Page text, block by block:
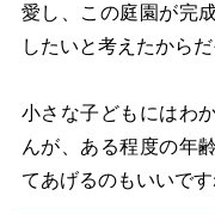
愛し、この庭園が完
したいと考えたからだ
小さな子どもにはわ
んが、ある程度の年
てあげるのもいいです